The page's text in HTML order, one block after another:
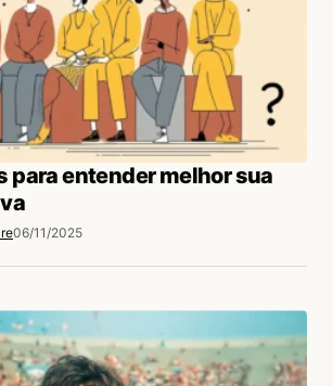
para entender melhor sua
06/11/2025